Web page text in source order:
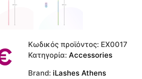
Κωδικός προϊόντος: EX0017
Κατηγορία: Accessories
Brand: iLashes Athens